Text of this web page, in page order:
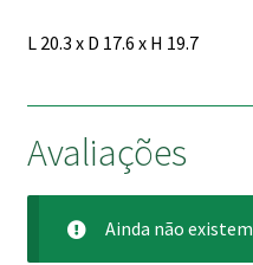
L 20.3 x D 17.6 x H 19.7
Avaliações
Ainda não